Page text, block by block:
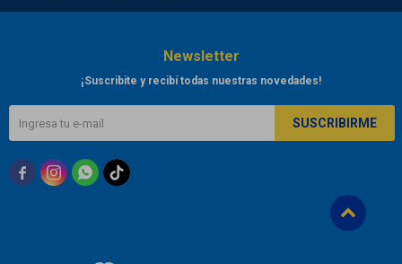
Newsletter
¡Suscribite y recibí todas nuestras novedades!
SUSCRIBIRME
  